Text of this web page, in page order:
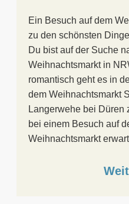
Ein Besuch auf dem
zu den schönsten
Du bist auf der Suche
Weihnachtsmarkt in
romantisch geht es in
dem Weihnachtsmarkt
Langerwehe bei Düren
bei einem Besuch auf
Weihnachtsmarkt